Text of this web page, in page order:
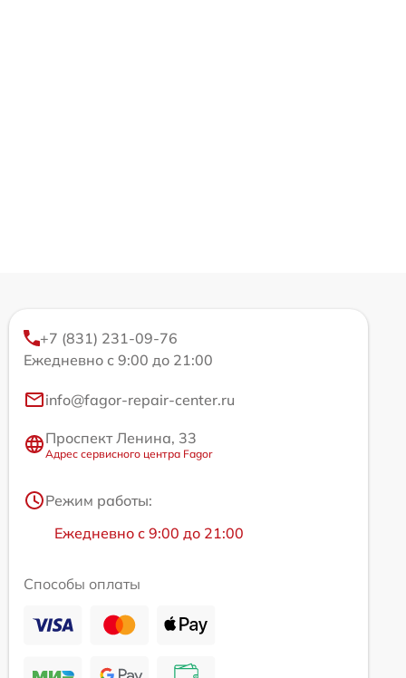
+7 (831) 231-09-76
Ежедневно с 9:00 до 21:00
info@fagor-repair-center.ru
Проспект Ленина, 33
Адрес сервисного центра Fagor
Режим работы:
Ежедневно с 9:00 до 21:00
Способы оплаты